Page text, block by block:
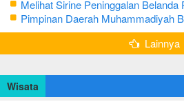
CJH Kabupaten Tuban
Melihat Sirine Peninggalan
Pendopo Bupati Blora
Pimpinan Daerah Muhammadiyah
Salat Iduladha 9 Juli 2022
Lainnya
Wisata